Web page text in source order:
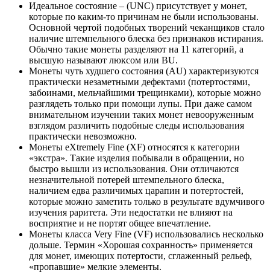
Идеальное состояние – (UNC) присутствует у монет,
которые по каким-то причинам не были использованы.
Основной чертой подобных творений чеканщиков стало
наличие штемпельного блеска без признаков истирания.
Обычно такие монеты разделяют на 11 категорий, а
высшую называют люксом или BU.
Монеты чуть худшего состояния (AU) характеризуются
практически незаметными дефектами (потертостями,
забоинами, мельчайшими трещинками), которые можно
разглядеть только при помощи лупы. При даже самом
внимательном изучении таких монет невооруженным
взглядом различить подобные следы использования
практически невозможно.
Монеты eXtremely Fine (XF) относятся к категории
«экстра». Такие изделия побывали в обращении, но
быстро вышли из использования. Они отличаются
незначительной потерей штемпельного блеска,
наличием едва различимых царапин и потертостей,
которые можно заметить только в результате вдумчивого
изучения раритета. Эти недостатки не влияют на
восприятие и не портят общее впечатление.
Монеты класса Very Fine (VF) использовались несколько
дольше. Термин «Хорошая сохранность» применяется
для монет, имеющих потертости, сглаженный рельеф,
«пропавшие» мелкие элементы.